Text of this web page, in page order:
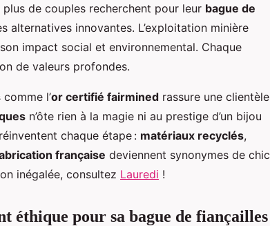
de couples recherchent pour leur bague de
alternatives innovantes. L’exploitation minière
impact social et environnemental. Chaque
de valeurs profondes.
l’or certifié fairmined rassure une clientèle
n’ôte rien à la magie ni au prestige d’un bijou
chaque étape : matériaux recyclés,
française deviennent synonymes de chic
inégalée, consultez Lauredi !
éthique pour sa bague de fiançailles